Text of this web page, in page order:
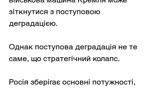
зіткнутися з поступовою
деградацією.
Однак поступова деградація не те
саме, що стратегічний колапс.
Росія зберігає основні потужності,